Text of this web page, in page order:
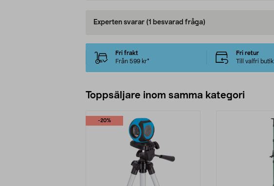
Experten svarar (1 besvarad fråga)
Fri frakt
Från 599 kr*
Fri retur
Till valfri butik
Toppsäljare inom samma kategori
-20%